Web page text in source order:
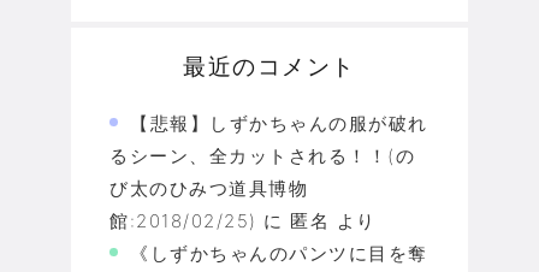
最近のコメント
【悲報】しずかちゃんの服が破れ
るシーン、全カットされる！！(の
び太のひみつ道具博物
館:2018/02/25) に 匿名 より
《しずかちゃんのパンツに目を奪